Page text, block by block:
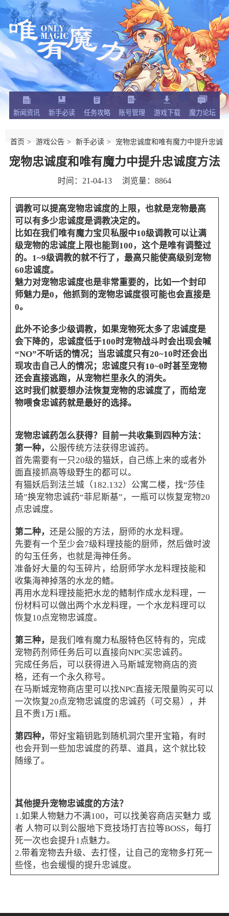
新闻资讯 新手必读 任务攻略 账号管理 游戏下载 魔力论坛
首页 游戏公告 新手必读 宠物忠诚度和唯有魔力中提升忠诚
度方法
宠物忠诚度和唯有魔力中提升忠诚度方法
时间：21-04-13 浏览量：8864
调教可以提高宠物忠诚度的上限，也就是宠物最高
可以有多少忠诚度是调教决定的。
比如在我们唯有魔力宝贝私服中10级调教可以让满
级宠物的忠诚度上限也能到100，这个是唯有调整过
的。1~9级调教的就不行了，最高只能使高级别宠物
60忠诚度。
魅力对宠物忠诚度也是非常重要的，比如一个封印
师魅力是0，他抓到的宠物忠诚度很可能也会直接是
0。
此外不论多少级调教，如果宠物死太多了忠诚度是
会下降的，忠诚度低于100时宠物战斗时会出现会喊
“NO”不听话的情况；当忠诚度只有20~10时还会出
现攻击自己人的情况；忠诚度只有10~0时甚至宠物
还会直接逃跑，从宠物栏里永久的消失。
这时我们就要想办法恢复宠物的忠诚度了，而给宠
物喂食忠诚药就是最好的选择。
宠物忠诚药怎么获得？目前一共收集到四种方法：
第一种， 公服传统方法获得忠诚药。
首先需要有一只20级的猫妖，自己练上来的或者外
面直接抓高等级野生的都可以。
有猫妖后到法兰城（182.132）公寓二楼，找“莎佳
琦”换宠物忠诚药“菲尼斯基”，一瓶可以恢复宠物20
点忠诚度。
第二种，还是公服的方法，厨师的水龙料理。
先要有一个至少会7级料理技能的厨师，然后做时波
的勾玉任务，也就是海神任务。
准备好大量的勾玉碎片，给厨师学水龙料理技能和
收集海神掉落的水龙的鳍。
再用水龙料理技能把水龙的鳍制作成水龙料理，一
份材料可以做出两个水龙料理，一个水龙料理可以
恢复10点宠物忠诚度。
第三种， 是我们唯有魔力私服特色区特有的，完成
宠物药剂师任务后可以直接向NPC买忠诚药。
完成任务后，可以获得进入马斯城宠物商店的资
格，还有一个永久称号。
在马斯城宠物商店里可以找NPC直接无限量购买可以
一次恢复20点宠物忠诚度的忠诚药（可交易），并
且不贵1万1瓶。
第四种，带好宝箱钥匙到随机洞穴里开宝箱，有时
也会开到一些加忠诚度的药草、道具，这个就比较
随缘了。
其他提升宠物忠诚度的方法？
1.如果人物魅力不满100，可以找美容商店买魅力 或
者 人物可以到公服地下竞技场打吉拉等BOSS，每打
死一次也会提升1点魅力。
2.带着宠物去升级、去打怪，让自己的宠物多打死一
些怪，也会缓慢的提升忠诚度。